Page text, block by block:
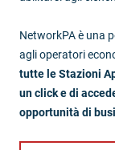
NetworkPA è una
agli operatori
tutte le Stazioni
un click e di
opportunità di